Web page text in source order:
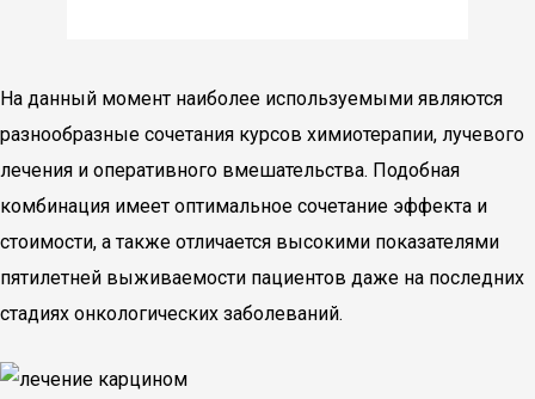
На данный момент наиболее используемыми являются
разнообразные сочетания курсов химиотерапии, лучевого
лечения и оперативного вмешательства. Подобная
комбинация имеет оптимальное сочетание эффекта и
стоимости, а также отличается высокими показателями
пятилетней выживаемости пациентов даже на последних
стадиях онкологических заболеваний.